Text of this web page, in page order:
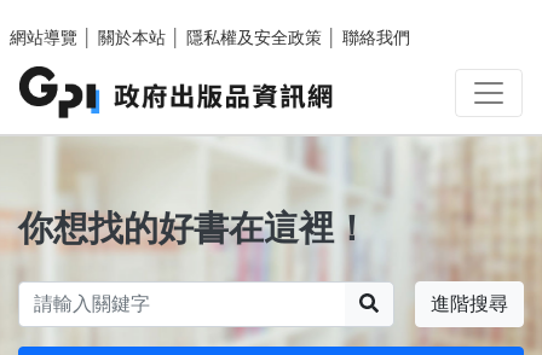
網站導覽
關於本站 隱私權及安全政策 聯絡我們
你想找的好書在這裡！
進階搜尋